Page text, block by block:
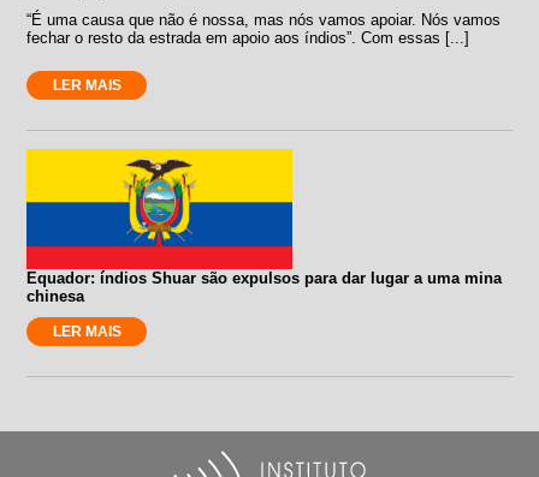
“É uma causa que não é nossa, mas nós vamos apoiar. Nós vamos
fechar o resto da estrada em apoio aos índios”. Com essas [...]
LER MAIS
Equador: índios Shuar são expulsos para dar lugar a uma mina
chinesa
LER MAIS